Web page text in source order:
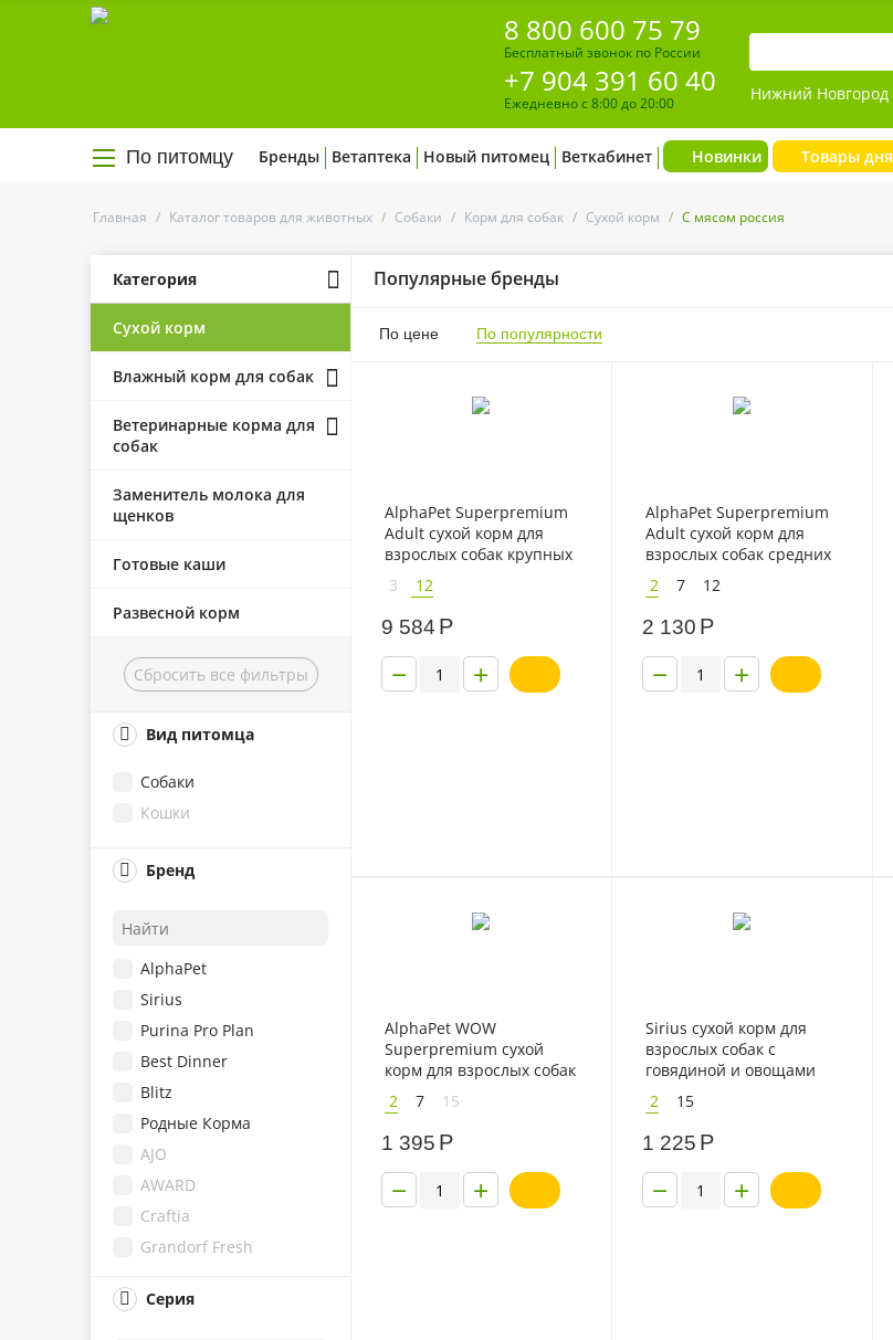
8 800 600 75 79
Бесплатный звонок по России
+7 904 391 60 40
Ежедневно с 8:00 до 20:00 Нижний Новгород
По питомцу Бренды Ветаптека Новый питомец Веткабинет Новинки Товары дня
Главная / Каталог товаров для животных / Собаки / Корм для собак / Сухой корм / С мясом россия
Категория
Сухой корм
Влажный корм для собак
Ветеринарные корма для
собак
Заменитель молока для
щенков
Готовые каши
Развесной корм
Сбросить все фильтры
Вид питомца
Собаки
Кошки
Бренд
AlphaPet
Sirius
Purina Pro Plan
Best Dinner
Blitz
Родные Корма
AJO
AWARD
Craftia
Grandorf Fresh
PREMIER
Серия
Популярные бренды
По цене По популярности
AlphaPet Superpremium
Adult сухой корм для
взрослых собак крупных
пород говядина с
потрошками
3 12
9 584 Р
+
−
AlphaPet Superpremium
Adult сухой корм для
взрослых собак средних
пород с говядиной и
потрошками
2 7 12
2 130 Р
+
−
AlphaPet WOW
Superpremium сухой
корм для взрослых собак
средних пород с
говядиной и сердцем
2 7 15
1 395 Р
+
−
Sirius сухой корм для
взрослых собак с
говядиной и овощами
2
15
1 225 Р
+
−